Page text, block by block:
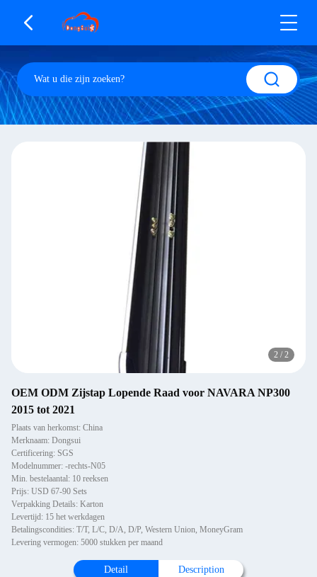
2 / 2
OEM ODM Zijstap Lopende Raad voor NAVARA NP300
2015 tot 2021
Plaats van herkomst: China
Merknaam: Dongsui
Certificering: SGS
Modelnummer: -rechts-N05
Min. bestelaantal: 10 reeksen
Prijs: USD 67-90 Sets
Verpakking Details: Karton
Levertijd: 15 het werkdagen
Betalingscondities: T/T, L/C, D/A, D/P, Western Union, MoneyGram
Levering vermogen: 5000 stukken per maand
Detail Description